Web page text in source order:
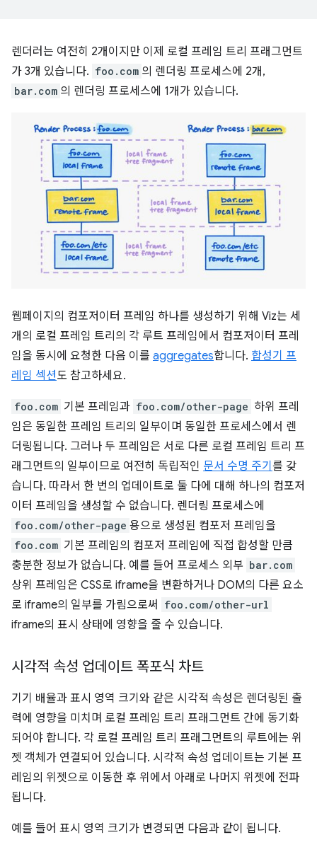
렌더러는 여전히 2개이지만 이제 로컬 프레임 트리 프래그먼트
가 3개 있습니다. foo.com 의 렌더링 프로세스에 2개,
bar.com 의 렌더링 프로세스에 1개가 있습니다.
웹페이지의 컴포저이터 프레임 하나를 생성하기 위해 Viz는 세
개의 로컬 프레임 트리의 각 루트 프레임에서 컴포저이터 프레
임을 동시에 요청한 다음 이를 aggregates합니다. 합성기 프
레임 섹션도 참고하세요.
foo.com 기본 프레임과 foo.com/other-page 하위 프레
임은 동일한 프레임 트리의 일부이며 동일한 프로세스에서 렌
더링됩니다. 그러나 두 프레임은 서로 다른 로컬 프레임 트리 프
래그먼트의 일부이므로 여전히 독립적인 문서 수명 주기 를 갖
습니다. 따라서 한 번의 업데이트로 둘 다에 대해 하나의 컴포저
이터 프레임을 생성할 수 없습니다. 렌더링 프로세스에
foo.com/other-page 용으로 생성된 컴포저 프레임을
foo.com 기본 프레임의 컴포저 프레임에 직접 합성할 만큼
충분한 정보가 없습니다. 예를 들어 프로세스 외부 bar.com
상위 프레임은 CSS로 iframe을 변환하거나 DOM의 다른 요소
로 iframe의 일부를 가림으로써
foo.com/other-url
iframe의 표시 상태에 영향을 줄 수 있습니다.
시각적 속성 업데이트 폭포식 차트
기기 배율과 표시 영역 크기와 같은 시각적 속성은 렌더링된 출
력에 영향을 미치며 로컬 프레임 트리 프래그먼트 간에 동기화
되어야 합니다. 각 로컬 프레임 트리 프래그먼트의 루트에는 위
젯 객체가 연결되어 있습니다. 시각적 속성 업데이트는 기본 프
레임의 위젯으로 이동한 후 위에서 아래로 나머지 위젯에 전파
됩니다.
예를 들어 표시 영역 크기가 변경되면 다음과 같이 됩니다.